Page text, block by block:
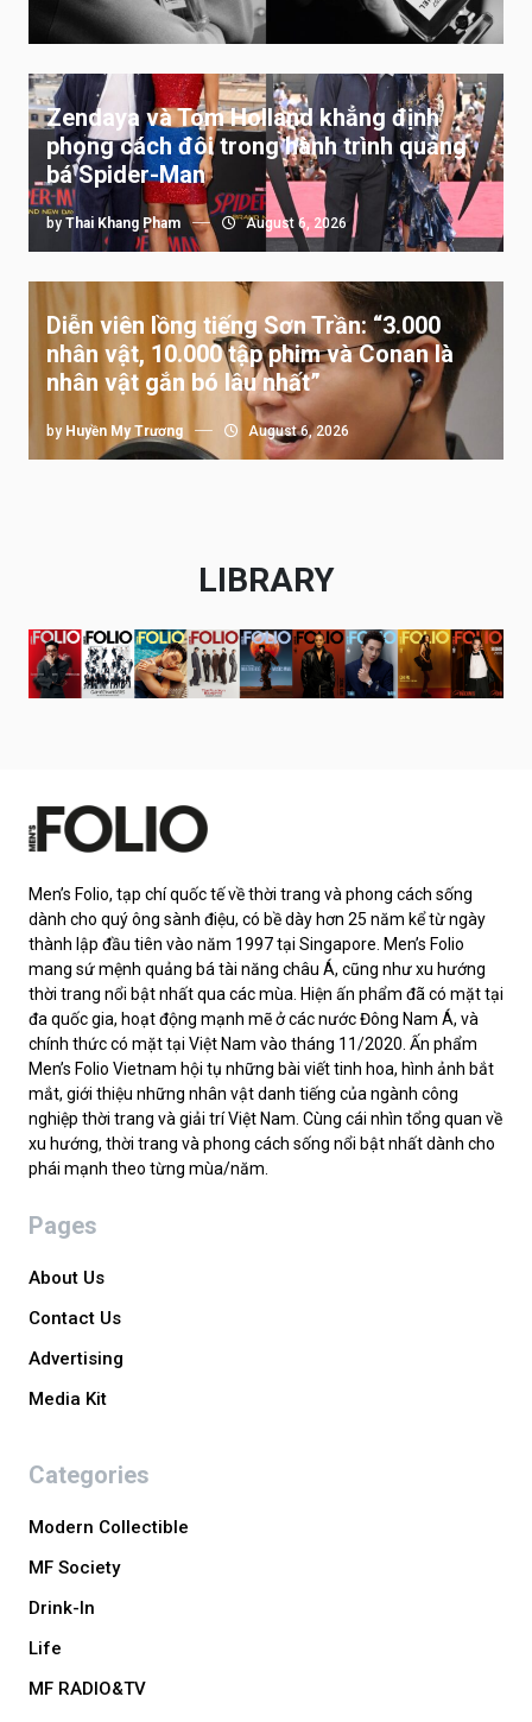
Zendaya và Tom Holland khẳng định
phong cách đôi trong hành trình quảng
bá Spider-Man
by Thai Khang Pham August 6, 2026
Diễn viên lồng tiếng Sơn Trần: “3.000
nhân vật, 10.000 tập phim và Conan là
nhân vật gắn bó lâu nhất”
by Huyền My Trương August 6, 2026
LIBRARY
Men’s Folio, tạp chí quốc tế về thời trang và phong cách sống
dành cho quý ông sành điệu, có bề dày hơn 25 năm kể từ ngày
thành lập đầu tiên vào năm 1997 tại Singapore. Men’s Folio
mang sứ mệnh quảng bá tài năng châu Á, cũng như xu hướng
thời trang nổi bật nhất qua các mùa. Hiện ấn phẩm đã có mặt tại
đa quốc gia, hoạt động mạnh mẽ ở các nước Đông Nam Á, và
chính thức có mặt tại Việt Nam vào tháng 11/2020. Ấn phẩm
Men’s Folio Vietnam hội tụ những bài viết tinh hoa, hình ảnh bắt
mắt, giới thiệu những nhân vật danh tiếng của ngành công
nghiệp thời trang và giải trí Việt Nam. Cùng cái nhìn tổng quan về
xu hướng, thời trang và phong cách sống nổi bật nhất dành cho
phái mạnh theo từng mùa/năm.
Pages
About Us
Contact Us
Advertising
Media Kit
Categories
Modern Collectible
MF Society
Drink-In
Life
MF RADIO&TV